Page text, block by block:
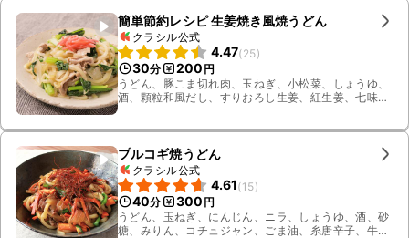
簡単節約レシピ 生姜焼き風焼うどん
クラシル公式
4.47(25)
30分 200 円
うどん、豚こま切れ肉、玉ねぎ、小松菜、しょうゆ、
酒、顆粒和風だし、すりおろし生姜、紅生姜、七味唐
プルコギ焼うどん
クラシル公式
4.61(15)
40分 300 円
うどん、玉ねぎ、にんじん、ニラ、しょうゆ、酒、砂
糖、みりん、コチュジャン、ごま油、糸唐辛子、牛肩